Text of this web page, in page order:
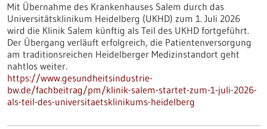
Mit Übernahme des Krankenhauses Salem durch das
Universitätsklinikum Heidelberg (UKHD) zum 1. Juli 2026
wird die Klinik Salem künftig als Teil des UKHD fortgeführt.
Der Übergang verläuft erfolgreich, die Patientenversorgung
am traditionsreichen Heidelberger Medizinstandort geht
nahtlos weiter.
https://www.gesundheitsindustrie-
bw.de/fachbeitrag/pm/klinik-salem-startet-zum-1-juli-2026-
als-teil-des-universitaetsklinikums-heidelberg